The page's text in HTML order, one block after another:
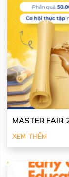
MASTER
XEM THÊM